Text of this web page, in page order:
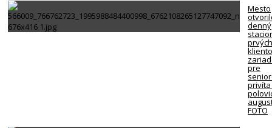
Mesto
denný
prvých
pre
FOTO